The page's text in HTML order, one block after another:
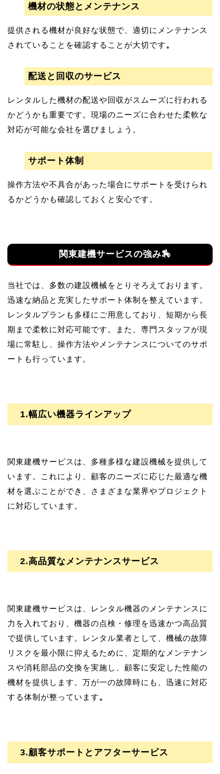
機材の状態とメンテナンス
提供される機材が良好な状態で、適切にメンテナンス
されていることを確認することが大切です。
配送と回収のサービス
レンタルした機材の配送や回収がスムーズに行われる
かどうかも重要です。現場のニーズに合わせた柔軟な
対応が可能な会社を選びましょう。
サポート体制
操作方法や不具合があった場合にサポートを受けられ
るかどうかも確認しておくと安心です。
関東建機サービスの強み🏇
当社では、多数の建設機械をとりそろえております。
迅速な納品と充実したサポート体制を整えています。
レンタルプランも多様にご用意しており、短期から長
期まで柔軟に対応可能です。また、専門スタッフが現
場に常駐し、操作方法やメンテナンスについてのサポ
ートも行っています。
1.幅広い機器ラインアップ
関東建機サービスは、多種多様な建設機械を提供して
います。これにより、顧客のニーズに応じた最適な機
材を選ぶことができ、さまざまな業界やプロジェクト
に対応しています。
2.高品質なメンテナンスサービス
関東建機サービスは、レンタル機器のメンテナンスに
力を入れており、機器の点検・修理を迅速かつ高品質
で提供しています。レンタル業者として、機械の故障
リスクを最小限に抑えるために、定期的なメンテナン
スや消耗部品の交換を実施し、顧客に安定した性能の
機材を提供します。万が一の故障時にも、迅速に対応
する体制が整っています。
3.顧客サポートとアフターサービス